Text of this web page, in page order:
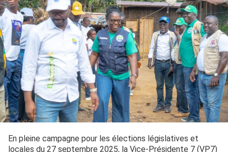
En pleine campagne pour les élections législatives et
locales du 27 septembre 2025, la Vice-Présidente 7 (VP7)